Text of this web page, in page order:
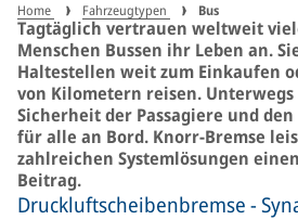
Home Fahrzeugtypen Bus
Tagtäglich vertrauen weltweit
Menschen Bussen ihr Leben an.
Haltestellen weit zum Einkaufen
von Kilometern reisen. Unterwegs
Sicherheit der Passagiere und
für alle an Bord. Knorr-Bremse
zahlreichen Systemlösungen
Beitrag.
Druckluftscheibenbremse -